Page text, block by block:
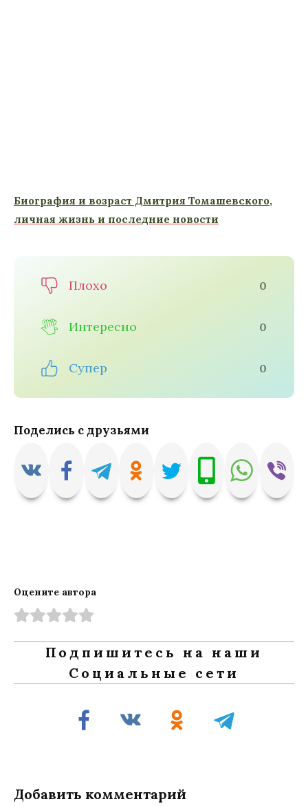
Биография и возраст Дмитрия Томашевского,
личная жизнь и последние новости
Плохо 0
Интересно 0
Супер 0
Поделись с друзьями
Оцените автора
Подпишитесь на наши
Социальные сети
Добавить комментарий